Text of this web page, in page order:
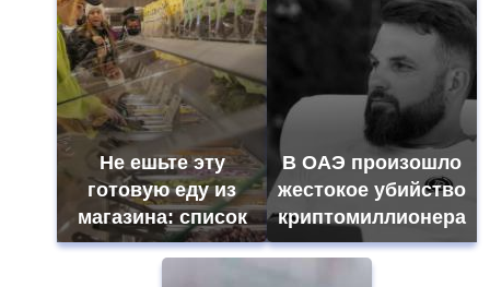
Не ешьте эту
готовую еду из
магазина: список
В ОАЭ произошло
жестокое убийство
криптомиллионера